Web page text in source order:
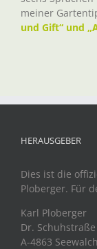
meiner
und Gift“ und
HERAUSGEBER
Dies ist die
Ploberger. Für
Karl Ploberger
Dr. Schuhstraße
A-4863